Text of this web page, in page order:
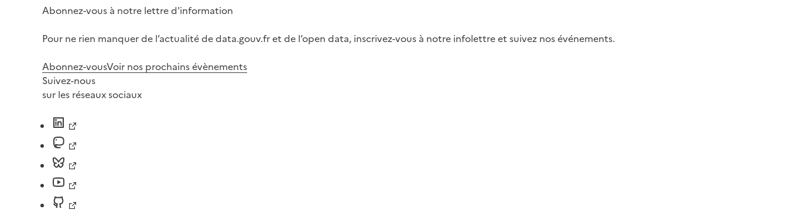
Abonnez-vous à notre lettre d'information
Pour ne rien manquer de l’actualité de data.gouv.fr et de l’open data, inscrivez-vous à notre infolettre et suivez nos événements.
Abonnez-vousVoir nos prochains évènements
Suivez-nous
sur les réseaux sociaux